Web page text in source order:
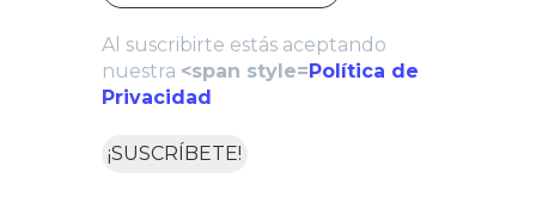
Al suscribirte estás aceptando
nuestra <span style=Política de
Privacidad